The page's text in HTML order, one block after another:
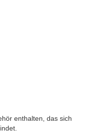
enthalten, das sich